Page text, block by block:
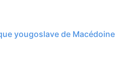
yougoslave de Macédoine